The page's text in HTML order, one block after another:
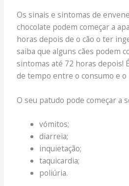
Os sinais e sintomas de
chocolate podem começar a
horas depois de o cão o ter
saiba que alguns cães podem
sintomas até 72 horas depois!
de tempo entre o consumo e o
O seu patudo pode começar a
vómitos;
diarreia;
inquietação;
taquicardia;
poliúria.